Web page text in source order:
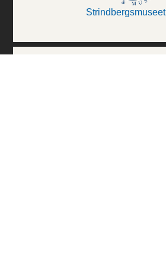
Strindbergsmuseet